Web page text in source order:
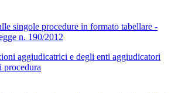
singole procedure in formato tabellare -
n. 190/2012
aggiudicatrici e degli enti aggiudicatori
procedura